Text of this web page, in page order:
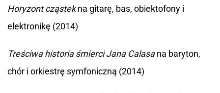
Horyzont cząstekna gitarę, bas, obiektofony i
elektronikę (2014)
Treściwa historia śmierci Jana Calasana baryton,
chór i orkiestrę symfoniczną (2014)